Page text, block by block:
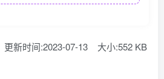
更新时间:2023-07-13 大小:552 KB